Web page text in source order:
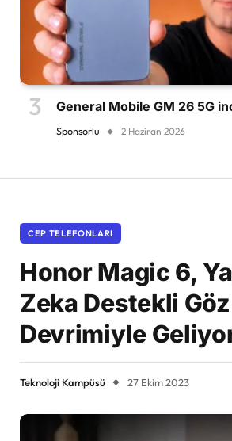
General Mobile GM 26 5G
Sponsorlu 2 Haziran 2026
CEP TELEFONLARI
Honor Magic 6,
Zeka Destekli
Devrimiyle
Teknoloji Kampüsü 27 Ekim 2023